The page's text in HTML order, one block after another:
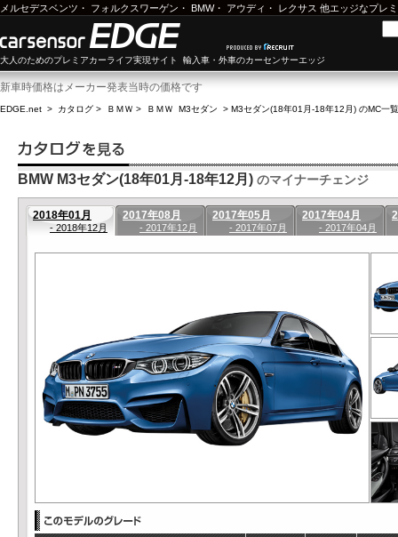
メルセデスベンツ ・ フォルクスワーゲン ・ BMW・ アウディ ・ レクサス 他エッジなプレ
大人のためのプレミアカーライフ実現サイト 輸入車・外車のカーセンサーエッジ
新車時価格はメーカー発表当時の価格です
EDGE.net > カタログ > ＢＭＷ > ＢＭＷ M3セダン > M3セダン(18年01月-18年12月) のMC一覧
BMW M3セダン(18年01月-18年12月) のマイナーチェンジ
2018年01月
- 2018年12月
2017年08月
- 2017年12月
2017年05月
- 2017年07月
2017年04月
- 2017年04月